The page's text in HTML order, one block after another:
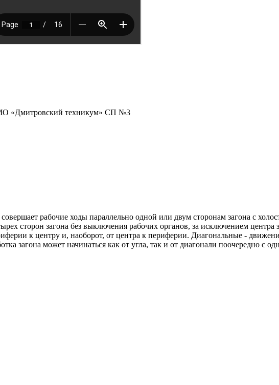
«Дмитровский техникум» СП №3
рабочие ходы па­раллельно одной или двум сторонам загона с
сторон загона без выключения рабо­чих органов, за исключением центра
к центру и, наоборот, от центра к периферии. Диагональные -
загона может начинаться как от угла, так и от диагонали поочередно с